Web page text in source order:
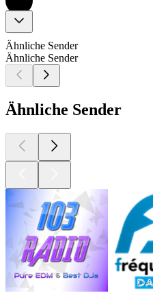
Ähnliche Sender
Ähnliche Sender
Ähnliche Sender